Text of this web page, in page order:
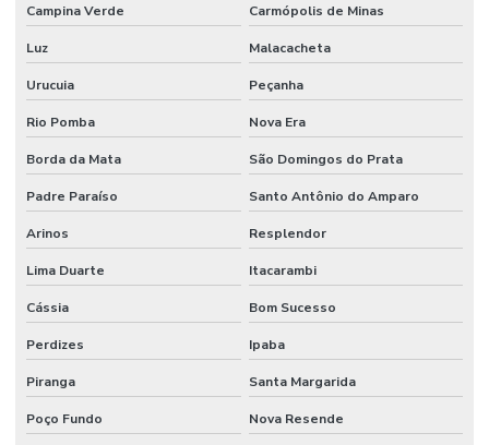
Campina Verde Carmópolis de Minas
Luz Malacacheta
Urucuia Peçanha
Rio Pomba Nova Era
Borda da Mata São Domingos do Prata
Padre Paraíso Santo Antônio do Amparo
Arinos Resplendor
Lima Duarte Itacarambi
Cássia Bom Sucesso
Perdizes Ipaba
Piranga Santa Margarida
Poço Fundo Nova Resende